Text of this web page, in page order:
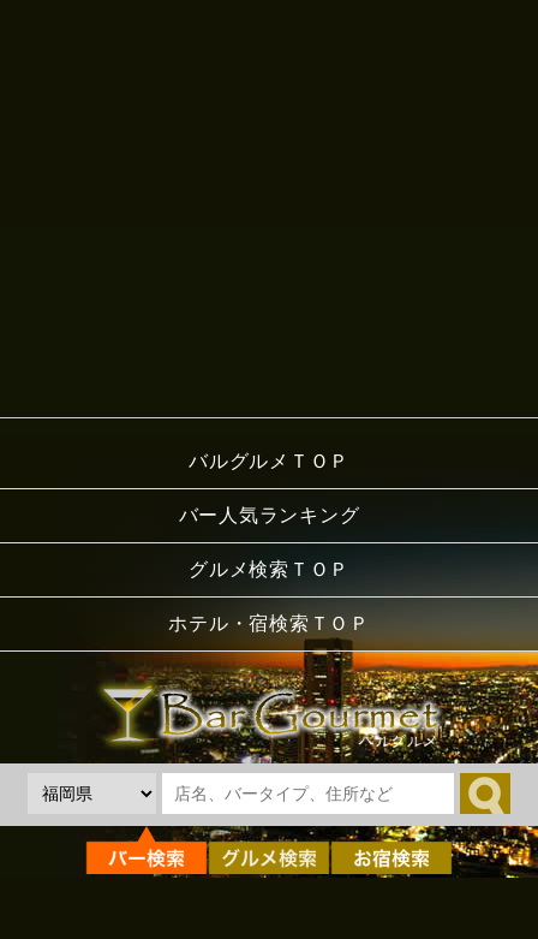
バルグルメＴＯＰ
バー人気ランキング
グルメ検索ＴＯＰ
ホテル・宿検索ＴＯＰ